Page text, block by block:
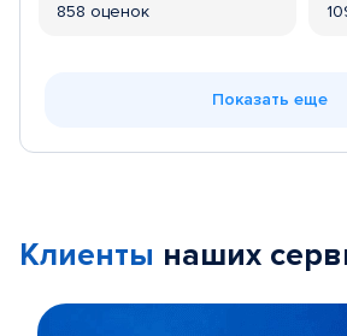
858 оценок
Показать еще
Клиенты наших